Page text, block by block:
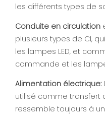
les différents types de
Conduite en circulation
plusieurs types de CI,
les lampes LED, et
commande et les
Alimentation électrique:
utilisé comme transfert
ressemble toujours à